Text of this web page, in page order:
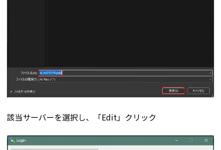
該当サーバーを選択し、「Edit」クリック